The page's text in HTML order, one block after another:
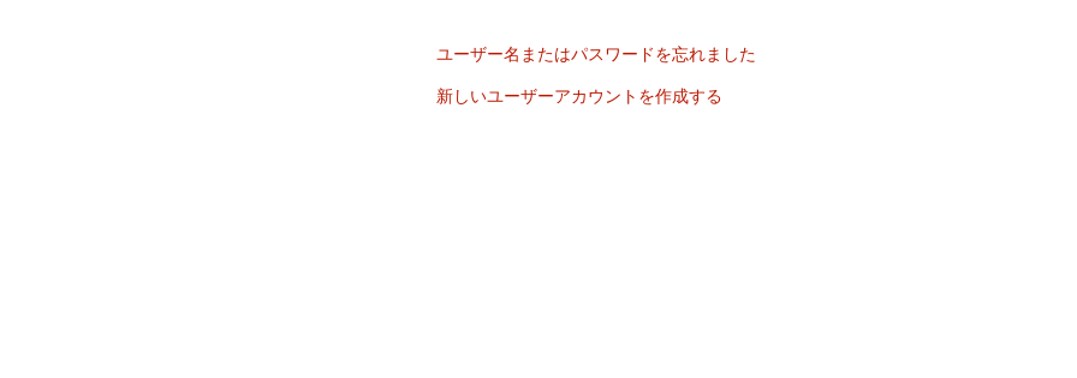
ユーザー名またはパスワードを忘れました
新しいユーザーアカウントを作成する